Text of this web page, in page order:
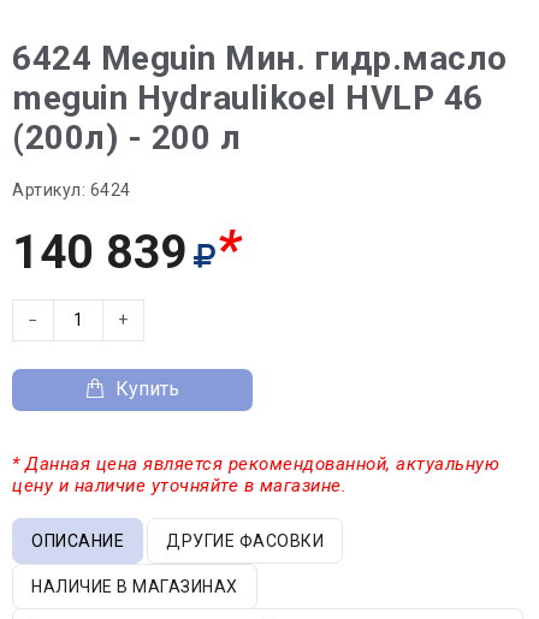
6424 Meguin Мин. гидр.масло
meguin Hydraulikoel HVLP 46
(200л) - 200 л
Артикул: 6424
140 839 *
− +
Купить
* Данная цена является рекомендованной, актуальную
цену и наличие уточняйте в магазине.
ОПИСАНИЕ ДРУГИЕ ФАСОВКИ
НАЛИЧИЕ В МАГАЗИНАХ